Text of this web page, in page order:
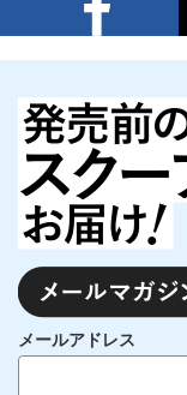
メールアドレス